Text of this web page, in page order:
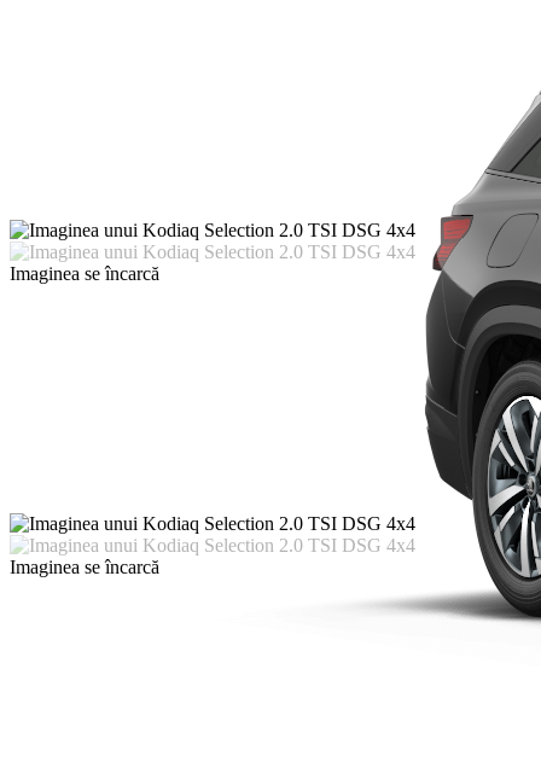
Imaginea se încarcă
Imaginea se încarcă